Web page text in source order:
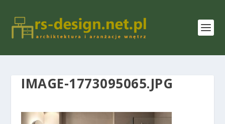
IMAGE-1773095065.JPG